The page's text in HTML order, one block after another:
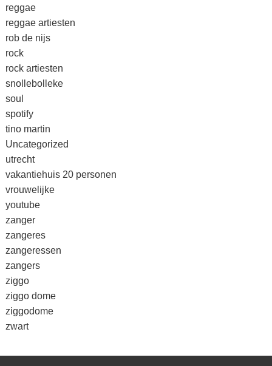
reggae
reggae artiesten
rob de nijs
rock
rock artiesten
snollebolleke
soul
spotify
tino martin
Uncategorized
utrecht
vakantiehuis 20 personen
vrouwelijke
youtube
zanger
zangeres
zangeressen
zangers
ziggo
ziggo dome
ziggodome
zwart